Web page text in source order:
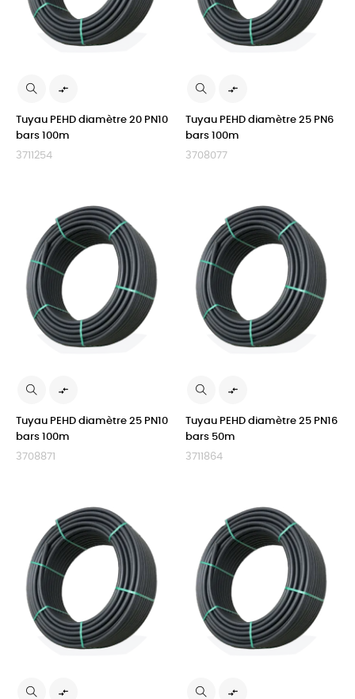

Tuyau PEHD diamètre 20 PN10
bars 100m
3711254

Tuyau PEHD diamètre 25 PN6
bars 100m
3708077

Tuyau PEHD diamètre 25 PN10
bars 100m
3708871

Tuyau PEHD diamètre 25 PN16
bars 50m
3711864
 